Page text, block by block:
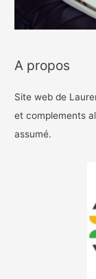
A propos
Site web de
et complements
assumé.